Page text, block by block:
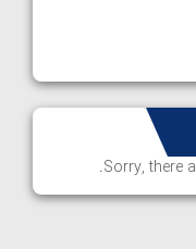
Sorry, there